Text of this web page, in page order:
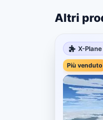
Altri
X-
Più venduto